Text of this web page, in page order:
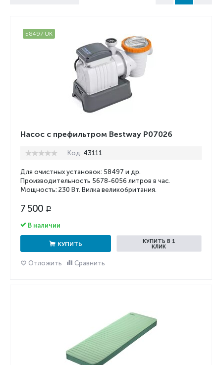
58497 UK
Насос с префильтром Bestway P07026
Код: 43111
Для очистных установок: 58497 и др.
Производительность 5678-6056 литров в час.
Мощность: 230 Вт. Вилка великобритания.
7 500 Р
В наличии
КУПИТЬ
КУПИТЬ В 1
КЛИК
Отложить Сравнить